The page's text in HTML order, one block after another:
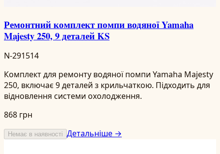
Ремонтний комплект помпи водяної Yamaha
Majesty 250, 9 деталей KS
N-291514
Комплект для ремонту водяної помпи Yamaha Majesty
250, включає 9 деталей з крильчаткою. Підходить для
відновлення системи охолодження.
868 грн
Немає в наявності Детальніше →